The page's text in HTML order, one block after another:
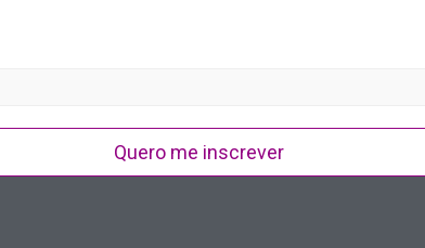
Quero me inscrever